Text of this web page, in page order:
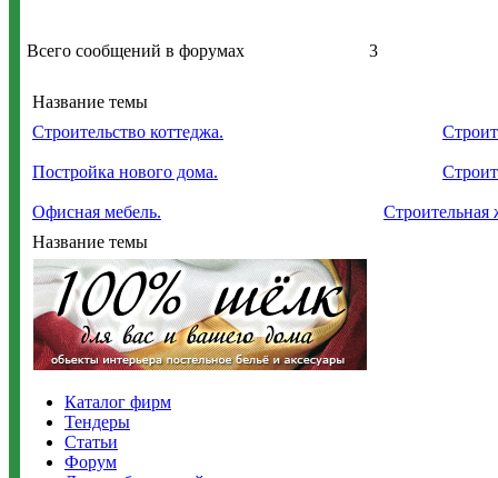
Всего сообщений в форумах 3
Название темы
Строительство коттеджа.
Постройка нового дома.
Офисная мебель.
Строительная
Название темы
Каталог фирм
Тендеры
Статьи
Форум